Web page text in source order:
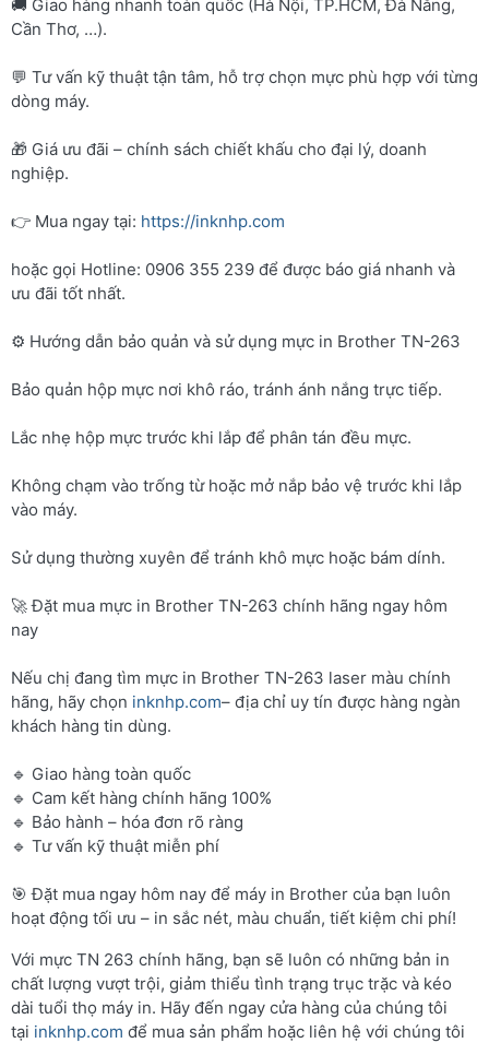
🚚 Giao hàng nhanh toàn quốc (Hà Nội, TP.HCM, Đà Nẵng,
Cần Thơ, …).
💬 Tư vấn kỹ thuật tận tâm, hỗ trợ chọn mực phù hợp với từng
dòng máy.
🎁 Giá ưu đãi – chính sách chiết khấu cho đại lý, doanh
nghiệp.
👉 Mua ngay tại: https://inknhp.com
hoặc gọi Hotline: 0906 355 239 để được báo giá nhanh và
ưu đãi tốt nhất.
⚙️ Hướng dẫn bảo quản và sử dụng mực in Brother TN-263
Bảo quản hộp mực nơi khô ráo, tránh ánh nắng trực tiếp.
Lắc nhẹ hộp mực trước khi lắp để phân tán đều mực.
Không chạm vào trống từ hoặc mở nắp bảo vệ trước khi lắp
vào máy.
Sử dụng thường xuyên để tránh khô mực hoặc bám dính.
🚀 Đặt mua mực in Brother TN-263 chính hãng ngay hôm
nay
Nếu chị đang tìm mực in Brother TN-263 laser màu chính
hãng, hãy chọn inknhp.com– địa chỉ uy tín được hàng ngàn
khách hàng tin dùng.
🔹 Giao hàng toàn quốc
🔹 Cam kết hàng chính hãng 100%
🔹 Bảo hành – hóa đơn rõ ràng
🔹 Tư vấn kỹ thuật miễn phí
🎯 Đặt mua ngay hôm nay để máy in Brother của bạn luôn
hoạt động tối ưu – in sắc nét, màu chuẩn, tiết kiệm chi phí!
Với mực TN 263 chính hãng, bạn sẽ luôn có những bản in
chất lượng vượt trội, giảm thiểu tình trạng trục trặc và kéo
dài tuổi thọ máy in. Hãy đến ngay cửa hàng của chúng tôi
tại inknhp.com để mua sản phẩm hoặc liên hệ với chúng tôi